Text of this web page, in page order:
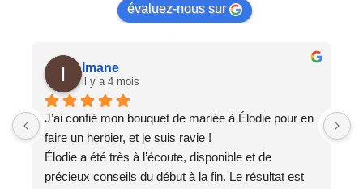
évaluez-nous sur
Imane
il y a 4 mois
J’ai confié mon bouquet de mariée à Élodie pour en
faire un herbier, et je suis ravie !
Élodie a été très à l’écoute, disponible et de
précieux conseils du début à la fin. Le résultat est